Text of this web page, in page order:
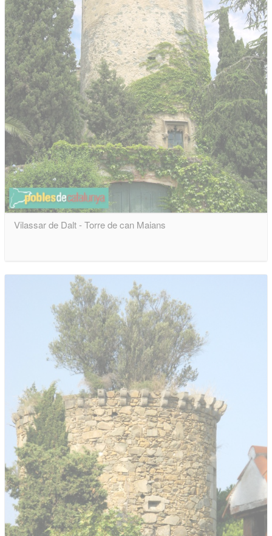
Vilassar de Dalt - Torre de can Maians